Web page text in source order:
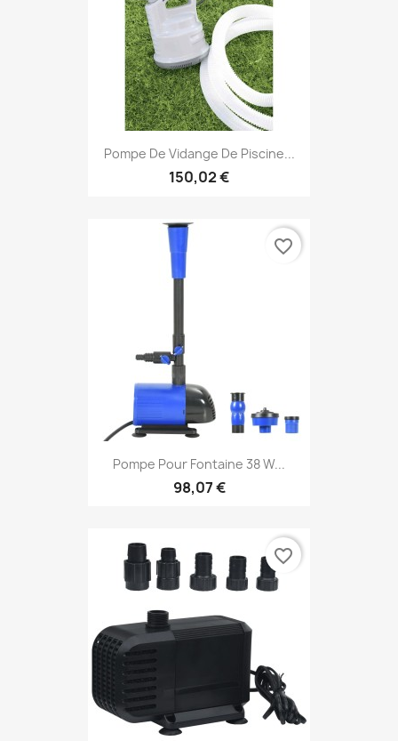
Pompe De Vidange De Piscine...
150,02 €
Pompe Pour Fontaine 38 W...
98,07 €
favorite_border
favorite_border